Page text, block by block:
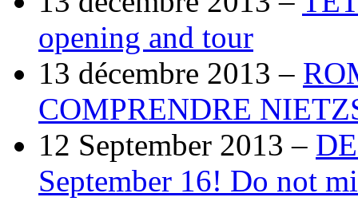
opening and tour
13 décembre 2013 –
COMPRENDRE
12 September 2013 –
September 16! Do not